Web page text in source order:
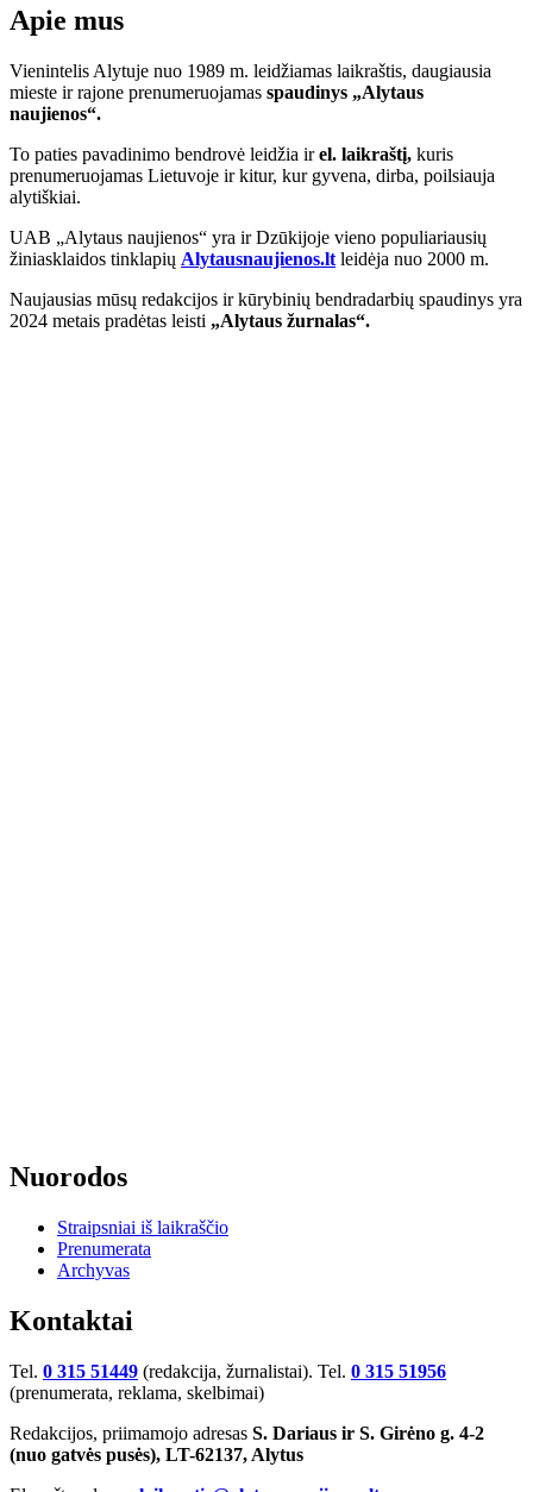
Apie mus
Vienintelis Alytuje nuo 1989 m. leidžiamas laikraštis, daugiausia
mieste ir rajone prenumeruojamas spaudinys „Alytaus
naujienos“.
To paties pavadinimo bendrovė leidžia irel. laikraštį, kuris
prenumeruojamas Lietuvoje ir kitur, kur gyvena, dirba, poilsiauja
alytiškiai.
UAB „Alytaus naujienos“ yra ir Dzūkijoje vieno populiariausių
žiniasklaidos tinklapių Alytausnaujienos.lt leidėja nuo 2000 m.
Naujausias mūsų redakcijos ir kūrybinių bendradarbių spaudinys yra
2024 metais pradėtas leisti „Alytaus žurnalas“.
Nuorodos
Straipsniai iš laikraščio
Prenumerata
Archyvas
Kontaktai
Tel. 0 315 51449 (redakcija, žurnalistai). Tel. 0 315 51956
(prenumerata, reklama, skelbimai)
Redakcijos, priimamojo adresas S. Dariaus ir S. Girėno g. 4-2
(nuo gatvės pusės), LT-62137, Alytus